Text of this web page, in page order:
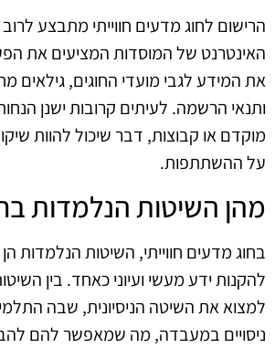
הרישום לחוג מדעים חווייתי מתבצע
האינטרנט של המוסדות המציעים את
את המידע לגבי מועדי החוגים, גילאים
ותנאי הרשמה. לעיתים קרובות ישנן
מוקדם או קבוצות, דבר שיכול להוות
על ההשתתפות.
מהן השיטות הנלמדות
בחוג מדעים חווייתי, השיטות הנלמדות הן
להקנות ידע מעשי ועיוני כאחד. בין
למצוא את השיטה הניסיונית, שבה
ניסויים במעבדה, מה שמאפשר להם